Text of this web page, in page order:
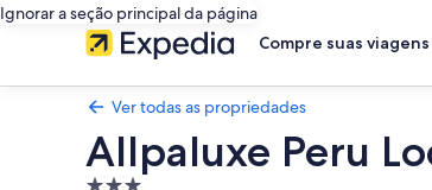
Ignorar a seção principal da página
Compre suas viagens
Ver todas as propriedades
Allpaluxe Peru